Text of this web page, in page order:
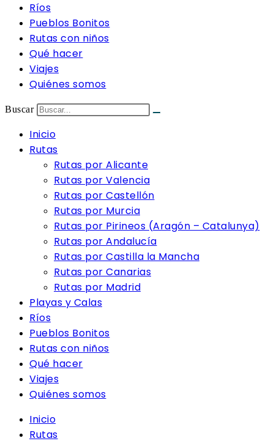
Ríos
Pueblos Bonitos
Rutas con niños
Qué hacer
Viajes
Quiénes somos
Buscar
Inicio
Rutas
Rutas por Alicante
Rutas por Valencia
Rutas por Castellón
Rutas por Murcia
Rutas por Pirineos (Aragón – Catalunya)
Rutas por Andalucía
Rutas por Castilla la Mancha
Rutas por Canarias
Rutas por Madrid
Playas y Calas
Ríos
Pueblos Bonitos
Rutas con niños
Qué hacer
Viajes
Quiénes somos
Inicio
Rutas